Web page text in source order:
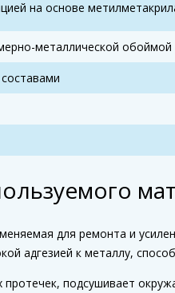
на основе
металлической обоймой
для ремонта и
адгезией к металлу,
подсушивает